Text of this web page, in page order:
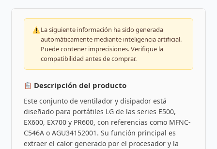
La siguiente información ha sido generada
automáticamente mediante inteligencia artificial.
Puede contener imprecisiones. Verifique la
compatibilidad antes de comprar.
Descripción del producto
Este conjunto de ventilador y disipador está
diseñado para portátiles LG de las series E500,
EX600, EX700 y PR600, con referencias como MFNC-
C546A o AGU34152001. Su función principal es
extraer el calor generado por el procesador y la